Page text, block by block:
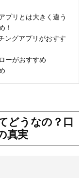
プリとは大きく違う
！
ングアプリがおすす
ーがおすすめ
どうなの？口
真実